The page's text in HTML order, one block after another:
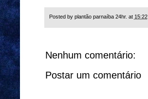
Posted by plantão parnaíba 24hr. at 15:22
Nenhum comentário:
Postar um comentário